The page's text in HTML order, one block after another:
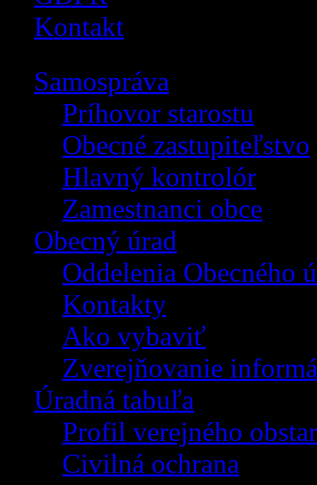
Kontakt
Samospráva
Príhovor starostu
Obecné zastupiteľstvo
Hlavný kontrolór
Zamestnanci obce
Obecný úrad
Oddelenia Obecného
Kontakty
Ako vybaviť
Zverejňovanie
Úradná tabuľa
Profil verejného
Civilná ochrana